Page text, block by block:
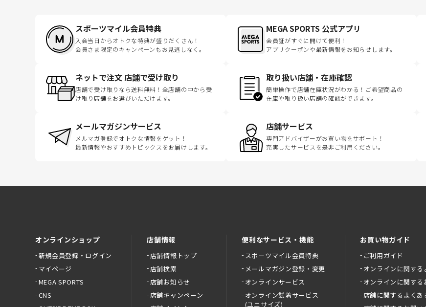
スポーツマイル会員特典
入会当日からオトクな特典が盛りだくさん！
会員さま限定のキャンペーンもお見逃しなく。
MEGA SPORTS 公式アプリ
会員証がすぐに開けて便利！
アプリクーポンや最新情報をお知らせします。
ネットで注文 店舗で受け取り
店舗で受け取りなら送料無料！全店舗の中から受
け取り店舗をお選びいただけます。
取り扱い店舗・在庫確認
簡単操作で店舗在庫状況がわかる！ご希望商品の
在庫や取り扱い店舗の確認ができます。
メールマガジンサービス
メルマガ登録でオトクな情報をゲット！
最新情報やおすすめトピックスをお届けします。
店舗サービス
専門アドバイザーがお買い物をサポート！
充実したサービスを是非ご利用ください。
オンラインショップ
新規会員登録・ログイン
マイページ
MEGA SPORTS
CNS
店舗情報
店舗情報トップ
店舗検索
店舗お知らせ
店舗キャンペーン
便利なサービス・機能
スポーツマイル会員特典
メールマガジン登録・変更
オンラインサービス
オンライン試着サービス
(ユニサイズ)
お買い物ガイド
ご利用ガイド
オンラインに関する
オンラインに関する
店舗に関するよくあ